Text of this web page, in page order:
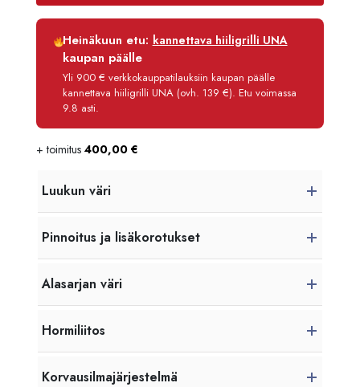
Luottoaika
12 kk
Korko
Käsittelymaksu
3,90 €/kk
Maksettava yhteensä
6 551,80 €
Heinäkuun etu: kannettava hiiligrilli UNA
kaupan päälle
Yli 900 € verkkokauppatilauksiin kaupan päälle
kannettava hiiligrilli UNA (ovh. 139 €). Etu voimassa
9.8 asti.
+ toimitus 400,00 €
Luukun väri
Pinnoitus ja lisäkorotukset
Alasarjan väri
Hormiliitos
Korvausilmajärjestelmä